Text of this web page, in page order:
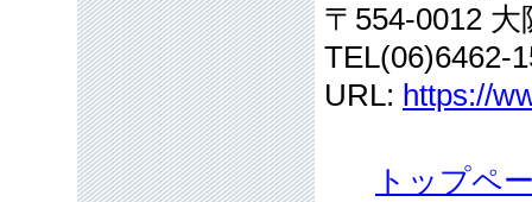
〒554-0012
TEL(06)6462-
URL: https://
トップペ